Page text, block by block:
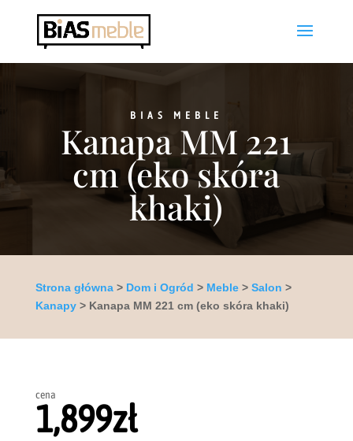
BIAS MEBLE
Kanapa MM 221
cm (eko skóra
khaki)
Strona główna> Dom i Ogród > Meble> Salon >
Kanapy> Kanapa MM 221 cm (eko skóra khaki)
cena
1,899zł